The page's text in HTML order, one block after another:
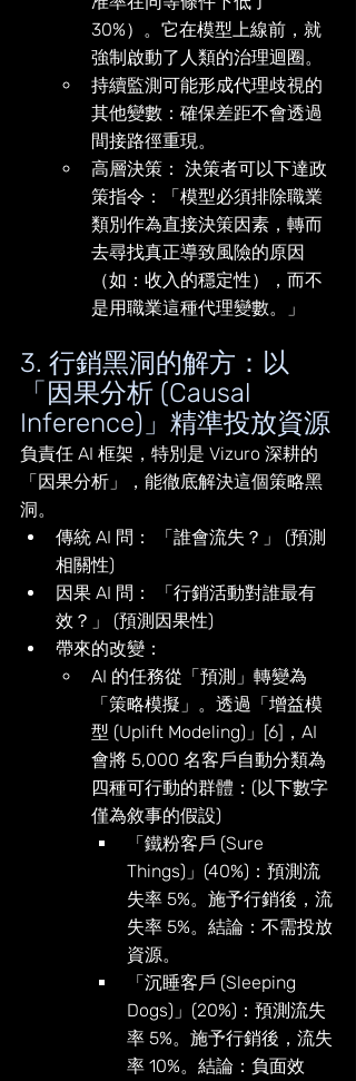
30%）。它在模型上線前，就
強制啟動了人類的治理迴圈。
持續監測可能形成代理歧視的
其他變數：確保差距不會透過
間接路徑重現。
高層決策： 決策者可以下達政
策指令：「模型必須排除職業
類別作為直接決策因素，轉而
去尋找真正導致風險的原因
（如：收入的穩定性），而不
是用職業這種代理變數。」
3. 行銷黑洞的解方：以
「因果分析 (Causal
Inference)」精準投放資源
負責任 AI 框架，特別是 Vizuro 深耕的
「因果分析」，能徹底解決這個策略黑
洞。
傳統 AI 問： 「誰會流失？」 (預測
相關性)
因果 AI 問： 「行銷活動對誰最有
效？」 (預測因果性)
帶來的改變：
AI 的任務從「預測」轉變為
「策略模擬」。透過「增益模
型 (Uplift Modeling)」[6]，AI
會將 5,000 名客戶自動分類為
四種可行動的群體：(以下數字
僅為敘事的假設)
「鐵粉客戶 (Sure
Things)」(40%)：預測流
失率 5%。施予行銷後，流
失率 5%。結論：不需投放
資源。
「沉睡客戶 (Sleeping
Dogs)」(20%)：預測流失
率 5%。施予行銷後，流失
率 10%。結論：負面效